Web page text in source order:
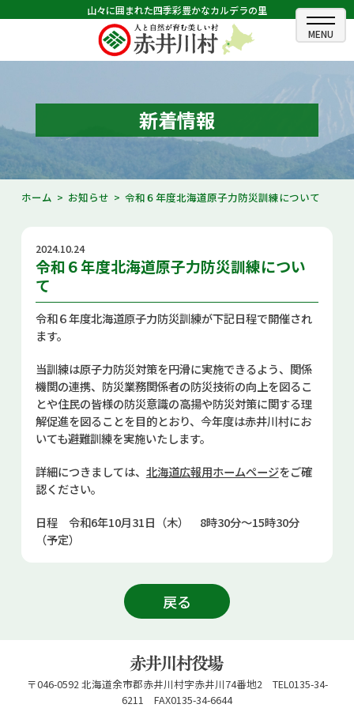
山々に囲まれた四季彩豊かなカルデラの里
ホーム
むらのできごと
むらのプロフィール
くらしの情報
ふるさと納税
観光・イベント情報
あかいがわ広報
お問い合せ
Select Language▼
新着情報
ホーム お知らせ 令和６年度北海道原子力防災訓練について
2024.10.24
令和６年度北海道原子力防災訓練につい
て
令和６年度北海道原子力防災訓練が下記日程で開催され
ます。
当訓練は原子力防災対策を円滑に実施できるよう、関係
機関の連携、防災業務関係者の防災技術の向上を図るこ
とや住民の皆様の防災意識の高揚や防災対策に関する理
解促進を図ることを目的とおり、今年度は赤井川村にお
いても避難訓練を実施いたします。
詳細につきましては、 北海道広報用ホームページをご確
認ください。
日程 令和6年10月31日（木） 8時30分～15時30分
（予定）
戻る
〒046-0592 北海道余市郡赤井川村字赤井川74番地2 TEL0135-34-
6211 FAX0135-34-6644